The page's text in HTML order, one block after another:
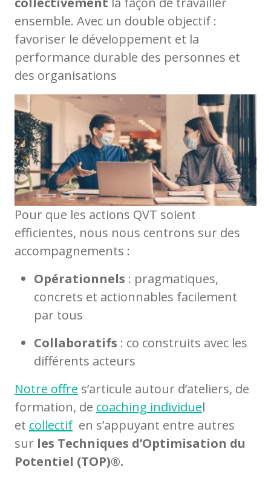
ensemble. Avec un double objectif :
favoriser le développement et la
performance durable des personnes et
des organisations
Pour que les actions QVT soient
efficientes, nous nous centrons sur des
accompagnements :
Opérationnels : pragmatiques,
concrets et actionnables facilement
par tous
Collaboratifs : co construits avec les
différents acteurs
Notre offre s’articule autour d’ateliers, de
formation, de coaching individuel
et collectif en s’appuyant entre autres
sur les Techniques d’Optimisation du
Potentiel (TOP)®.